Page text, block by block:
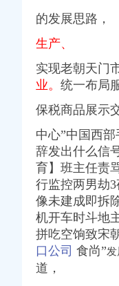
营业部_广东德邦物流
车的事宜_重庆
_地址】-赶集网
庆爱问分类
息_电话_地址】-赶
茶园新区财税服务
庆糖酒电话,重
的发展思路，
生产、
实现老朝天门
业。 统一布局
保税商品展示
中心”中国西
辞发出什么信
育】班主任责
行监控两男劫
像未建成即拆
机开车时斗地
拼吃空饷致宋
口公司 食尚”
道，